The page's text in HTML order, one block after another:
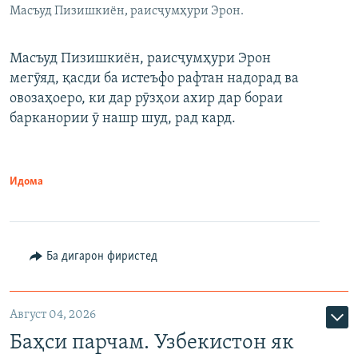
Масъуд Пизишкиён, раисҷумҳури Эрон.
Масъуд Пизишкиён, раисҷумҳури Эрон
мегӯяд, қасди ба истеъфо рафтан надорад ва
овозаҳоеро, ки дар рӯзҳои ахир дар бораи
барканории ӯ нашр шуд, рад кард.
Идома
Ба дигарон фиристед
Август 04, 2026
Баҳси парчам. Узбекистон як